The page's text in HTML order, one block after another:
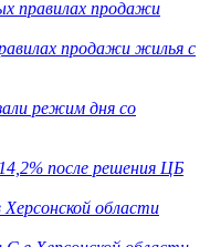
продажи жилья с
режим дня со
после решения ЦБ
области